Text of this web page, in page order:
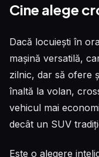
Cine alege
Dacă locuiești în
mașină versatilă,
zilnic, dar să ofere
înaltă la volan,
vehicul mai
decât un SUV
Este o alegere